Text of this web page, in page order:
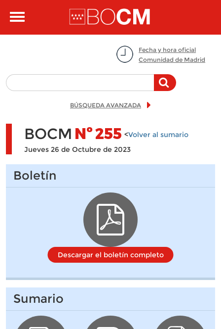
Toggle
Fecha y hora oficial
Comunidad de Madrid
BÚSQUEDA AVANZADA
BOCM Nº255 <Volver al sumario
Jueves 26 de Octubre de 2023
Boletín
Descargar el boletín completo
Sumario